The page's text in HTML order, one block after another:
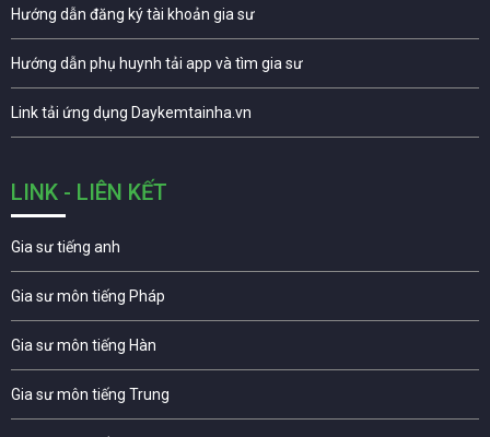
Hướng dẫn đăng ký tài khoản gia sư
Hướng dẫn phụ huynh tải app và tìm gia sư
Link tải ứng dụng Daykemtainha.vn
LINK - LIÊN KẾT
Gia sư tiếng anh
Gia sư môn tiếng Pháp
Gia sư môn tiếng Hàn
Gia sư môn tiếng Trung